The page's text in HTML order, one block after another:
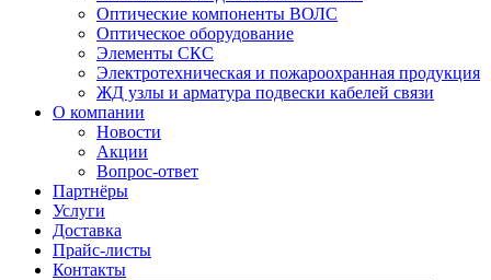
Оптические компоненты ВОЛС
Оптическое оборудование
Элементы СКС
Электротехническая и пожароохранная продукция
ЖД узлы и арматура подвески кабелей связи
О компании
Новости
Акции
Вопрос-ответ
Партнёры
Услуги
Доставка
Прайс-листы
Контакты